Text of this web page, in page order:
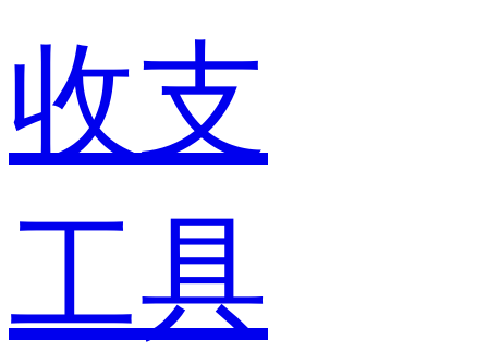
收支
工具